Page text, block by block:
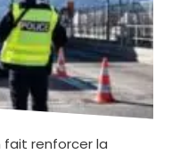
fait renforcer la